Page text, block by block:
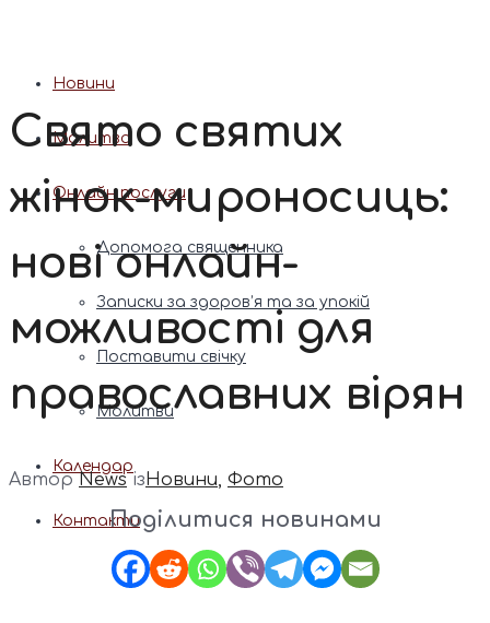
Новини
Молитва
Онлайн послуги
Допомога священника
Записки за здоров’я та за упокій
Поставити свічку
Молитви
Календар
Контакти
Свято святих
жінок-мироносиць:
нові онлайн-
можливості для
православних вірян
АвторNews ізНовини, Фото
Поділитися новинами